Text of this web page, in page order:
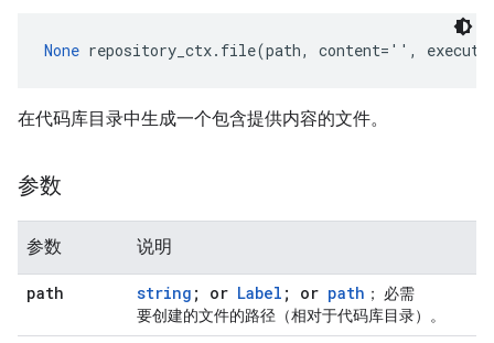
None repository_ctx.file(path, content='',
在代码库目录中生成一个包含提供内容的文件。
参数
参数 说明
path string ; or Label ; or path ； 必需
要创建的文件的路径（相对于代码库目录）。